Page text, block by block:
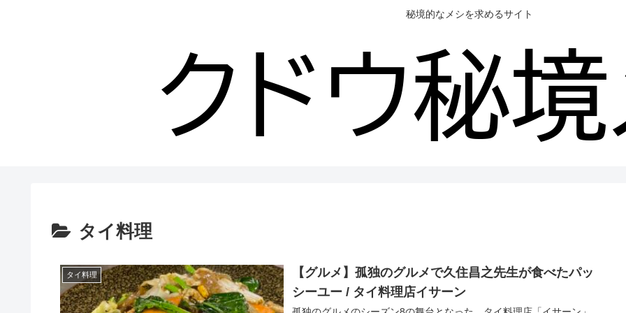
秘境的なメシを求めるサイト
タイ料理
タイ料理
【グルメ】孤独のグルメで久住昌之先生が食べたパッ
シーユー / タイ料理店イサーン